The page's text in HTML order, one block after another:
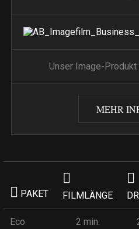
Unser Image-
MEHR
PAKET FILMLÄNGE
Eco 2 min.